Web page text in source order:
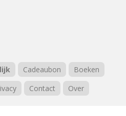
Cadeaubon
Boeken
Contact Over